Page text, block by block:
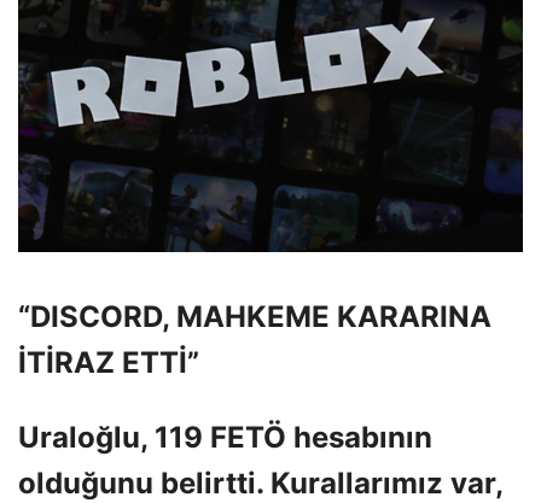
“DISCORD, MAHKEME KARARINA
İTİRAZ ETTİ”
Uraloğlu, 119 FETÖ hesabının
olduğunu belirtti. Kurallarımız var,